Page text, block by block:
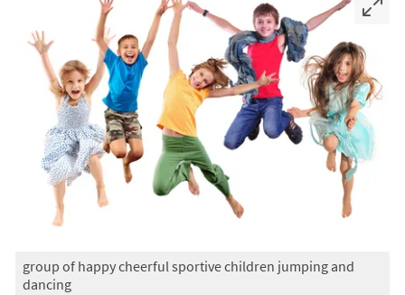
group of happy cheerful sportive children jumping and
dancing